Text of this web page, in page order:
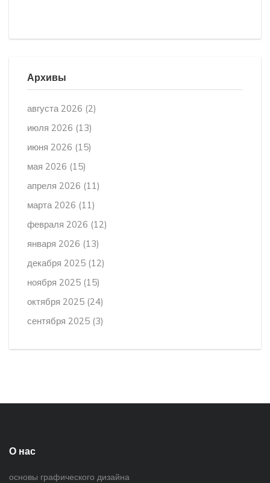
Архивы
августа 2026 (2)
июля 2026 (13)
июня 2026 (15)
мая 2026 (15)
апреля 2026 (11)
марта 2026 (11)
февраля 2026 (12)
января 2026 (13)
декабря 2025 (12)
ноября 2025 (15)
октября 2025 (24)
сентября 2025 (3)
О нас
основы графического дизайна